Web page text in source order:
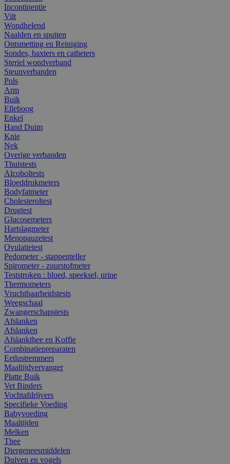
Incontinentie
Vilt
Wondhelend
Naalden en spuiten
Ontsmetting en Reiniging
Sondes, baxters en catheters
Steriel wondverband
Steunverbanden
Pols
Arm
Buik
Elleboog
Enkel
Hand Duim
Knie
Nek
Overige verbanden
Thuistests
Alcoholtests
Bloeddrukmeters
Bodyfatmeter
Cholesteroltest
Drugtest
Glucosemeters
Hartslagmeter
Menopauzetest
Ovulatietest
Pedometer - stappenteller
Spirometer - zuurstofmeter
Teststroken : bloed, speeksel, urine
Thermometers
Vruchtbaarheidstests
Weegschaal
Zwangerschapstests
Afslanken
Afslanken
Afslankthee en Koffie
Combinatiepreparaten
Eetlustremmers
Maaltijdvervanger
Platte Buik
Vet Binders
Vochtafdrijvers
Specifieke Voeding
Babyvoeding
Maaltijden
Melken
Thee
Diergeneesmiddelen
Duiven en vogels